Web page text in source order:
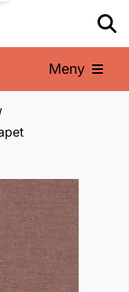
Meny